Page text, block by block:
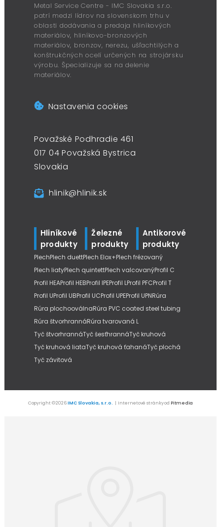
Metal Service Centre - IMC Slovakia s.r.o.
patrí medzi lídrov na slovenskom trhu v
oblasti dodávania a predaja hliníkových
materiálov, hliníkovo-bronzových
materiálov, bronzov, nerezu, ušľachtilých a
konštrukčných ocelí určených na strojársku
výrobu. Špecializuje sa na delenie
materiálov.
Nastavenia cookies
Považské Podhradie 461
017 04 Považská Bystrica
Slovakia
hlinik@hlinik.sk
Hliníkové
produkty
Železné
produkty
Antikorové
produkty
PlechPlech duettPlech Elox+Plech frézovaný
Plech liatyPlech quintettPlech valcovanýProfil C
Profil HEAProfil HEBProfil IPEProfil LProfil PFCProfil T
Profil UProfil UBProfil UCProfil UPEProfil UPNRúra
Rúra plochooválnaRúra PVC coated steel tubing
Rúra štvorhrannáRúra tvarovaná L
Tyč štvorhrannáTyč šesťhrannáTyč kruhová
Tyč kruhová liataTyč kruhová ťahanáTyč plochá
Tyč závitová
Copyright © 2026IMC Slovakia, s.r.o. | Internetové stránky od Pitmedia